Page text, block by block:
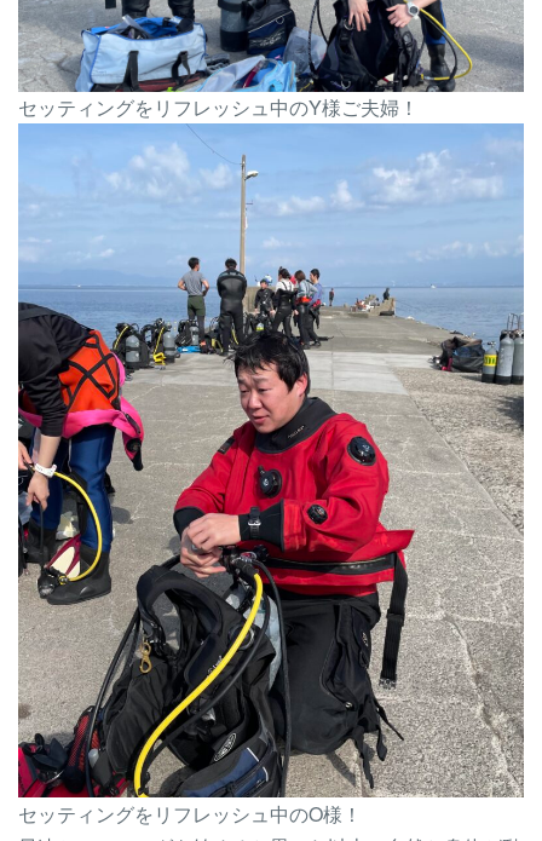
セッティングをリフレッシュ中のY様ご夫婦！
セッティングをリフレッシュ中のO様！